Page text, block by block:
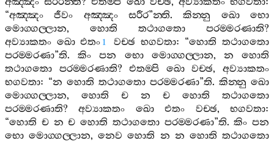
“අඤ‍්ඤං ජීවං අඤ‍්ඤං සරීර”න‍්ති.කින‍්නු ඛො
භො
මොග‍්ගල‍්ලාන, හොති තථාගතො පරම‍්මරණාති?
අව්‍යාකතං ඛො එතං 1 වච‍්ඡ භගවතා: “හොති තථාගතො
පරම‍්මරණා”ති.කිං පන භො මොග‍්ගල‍්ලාන, න
හොති
තථාගතො
පරම‍්මරණාති?එතම‍්පි ඛො වච‍්ඡ,අව්‍යාකතං
භගවතා: “න හොති තථාගතො පරම‍්මරණා”ති. කින‍්නු ඛො
මොග‍්ගල‍්ලාන, හොති ච න ච හොති
තථාගතො
පරම‍්මරණාති?අව්‍යාකතං ඛො එතං වච‍්ඡ,භගවතා:
“හොති ච න ච හොති තථාගතො පරම‍්මරණා”ති.කිං පන
භො මොග‍්ගල‍්ලාන,නෙව හොති න න හොති තථාගතො